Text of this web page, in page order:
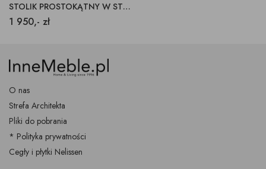
STOLIK PROSTOKĄTNY W STYLU SKANDYNAWSKIM,
1 950,- zł
O nas
Strefa Architekta
Pliki do pobrania
* Polityka prywatności
Cegły i płytki Nelissen